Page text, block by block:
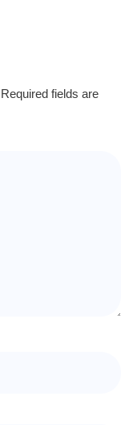
Required fields are